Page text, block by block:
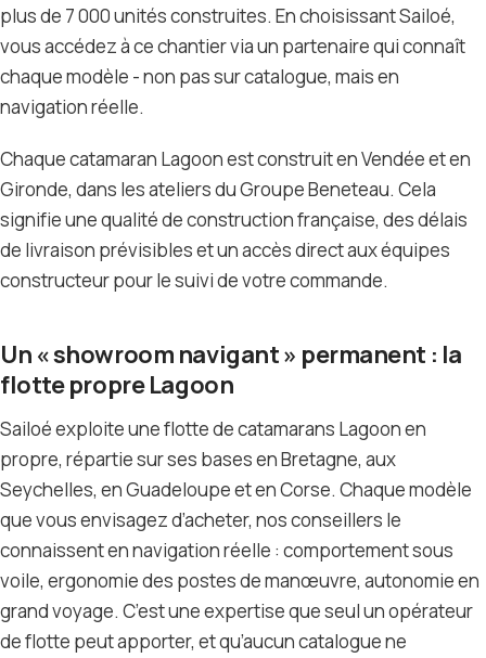
plus de 7 000 unités construites. En choisissant Sailoé,
vous accédez à ce chantier via un partenaire qui connaît
chaque modèle - non pas sur catalogue, mais en
navigation réelle.
Chaque catamaran Lagoon est construit en Vendée et en
Gironde, dans les ateliers du Groupe Beneteau. Cela
signifie une qualité de construction française, des délais
de livraison prévisibles et un accès direct aux équipes
constructeur pour le suivi de votre commande.
Un « showroom navigant » permanent : la
flotte propre Lagoon
Sailoé exploite une flotte de catamarans Lagoon en
propre, répartie sur ses bases en Bretagne, aux
Seychelles, en Guadeloupe et en Corse. Chaque modèle
que vous envisagez d’acheter, nos conseillers le
connaissent en navigation réelle : comportement sous
voile, ergonomie des postes de manœuvre, autonomie en
grand voyage. C’est une expertise que seul un opérateur
de flotte peut apporter, et qu’aucun catalogue ne